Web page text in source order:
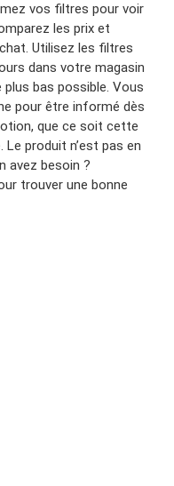
vos filtres pour voir
les prix et
Utilisez les filtres
dans votre magasin
bas possible. Vous
pour être informé dès
que ce soit cette
produit n’est pas en
avez besoin ?
trouver une bonne